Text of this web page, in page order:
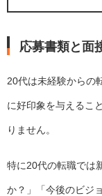
応募書類と面
20代は未経験からの
に好印象を与えるこ
りません。
特に20代の転職では
か？」「今後のビジ